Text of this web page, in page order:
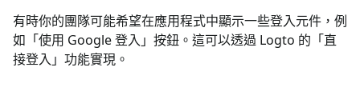
有時你的團隊可能希望在應用程式中顯示一些登入元件，例
如「使用 Google 登入」按鈕。這可以透過 Logto 的「直
接登入」功能實現。